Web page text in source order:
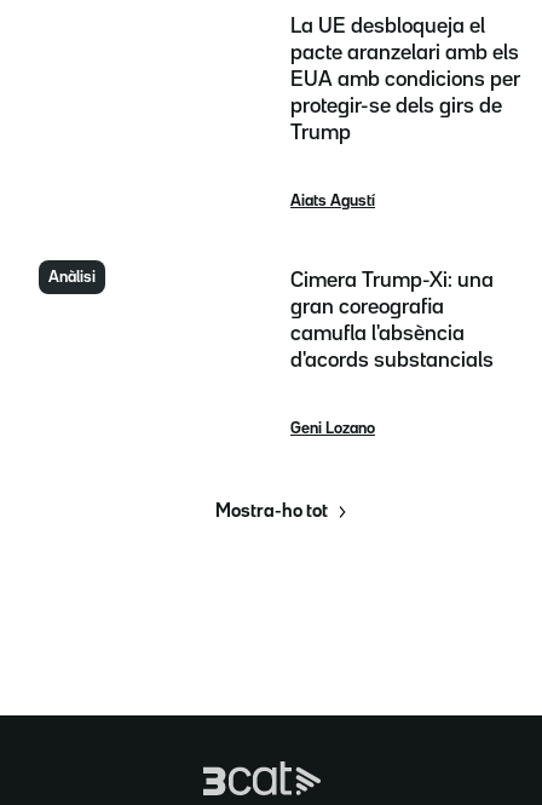
La UE desbloqueja el
pacte aranzelari amb els
EUA amb condicions per
protegir-se dels girs de
Trump
Aiats Agustí
Anàlisi
Cimera Trump-Xi: una
gran coreografia
camufla l'absència
d'acords substancials
Geni Lozano
Mostra-ho tot